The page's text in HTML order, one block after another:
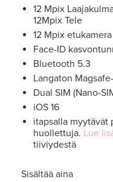
12 Mpix
12Mpix Tele
12 Mpix etukamera
Face-ID
Bluetooth 5.3
Langaton
Dual SIM (Nano-
iOS 16
itapsalla
huollettuja. Lue
tiiviydestä
Sisältää aina